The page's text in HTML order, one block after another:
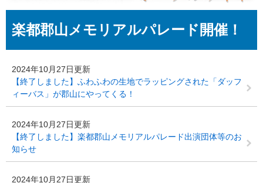
文楽都郡山メモリアルパレード開催！
2024年10月27日更新
【終了しました】ふわふわの生地でラッピングされた「ダッフ
ィーバス」が郡山にやってくる！
2024年10月27日更新
【終了しました】楽都郡山メモリアルパレード出演団体等のお
知らせ
2024年10月27日更新